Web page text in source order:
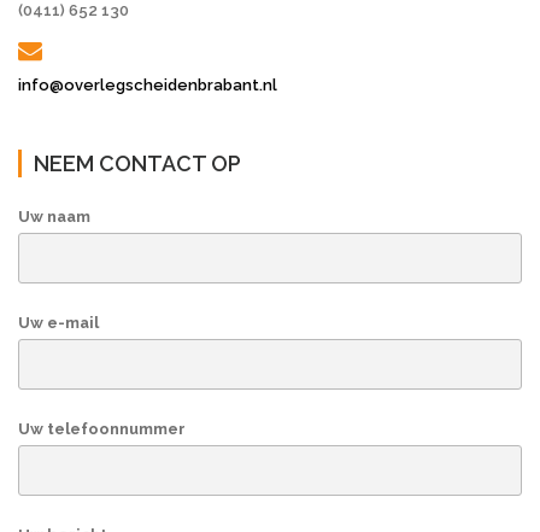
(0411) 652 130
info@overlegscheidenbrabant.nl
NEEM CONTACT OP
Uw naam
Uw e-mail
Uw telefoonnummer